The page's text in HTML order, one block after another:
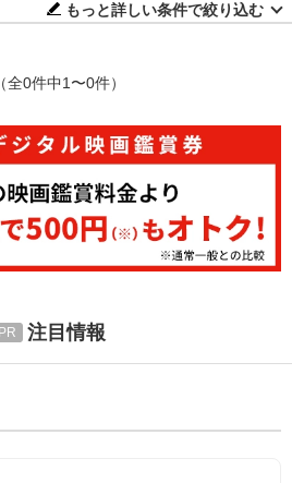
もっと詳しい条件で絞り込む
（全0件中1〜0件）
注目情報